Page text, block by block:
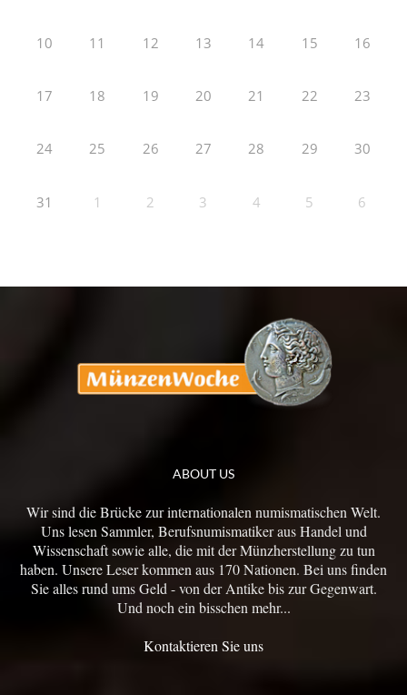
10 11 12 13 14 15 16
17 18 19 20 21 22 23
24 25 26 27 28 29 30
31 1 2 3 4 5 6
ABOUT US
Wir sind die Brücke zur internationalen numismatischen Welt.
Uns lesen Sammler, Berufsnumismatiker aus Handel und
Wissenschaft sowie alle, die mit der Münzherstellung zu tun
haben. Unsere Leser kommen aus 170 Nationen. Bei uns finden
Sie alles rund ums Geld - von der Antike bis zur Gegenwart.
Und noch ein bisschen mehr...
Kontaktieren Sie uns